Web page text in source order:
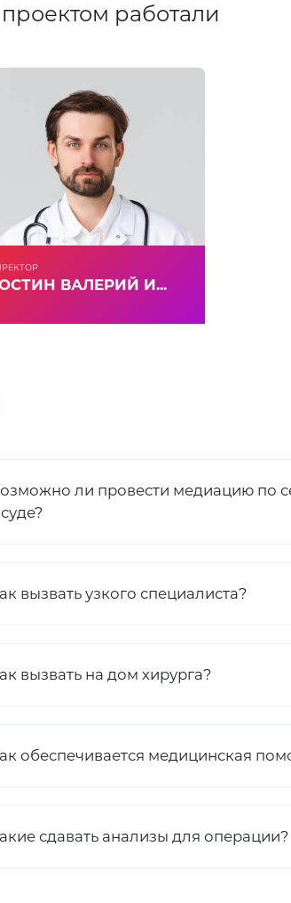
работали
ВАЛЕРИЙ И...
ли провести медиацию по
вызвать узкого специалиста?
вызвать на дом хирурга?
обеспечивается медицинская
сдавать анализы для операции?